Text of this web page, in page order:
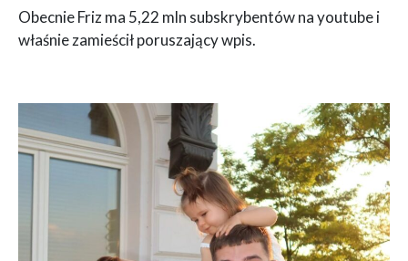
Obecnie Friz ma 5,22 mln subskrybentów na youtube i
właśnie zamieścił poruszający wpis.